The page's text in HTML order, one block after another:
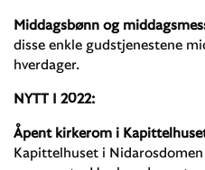
Middagsbønn og
disse enkle gudstjenestene
hverdager.
NYTT I 2022:
Åpent kirkerom i
Kapittelhuset i